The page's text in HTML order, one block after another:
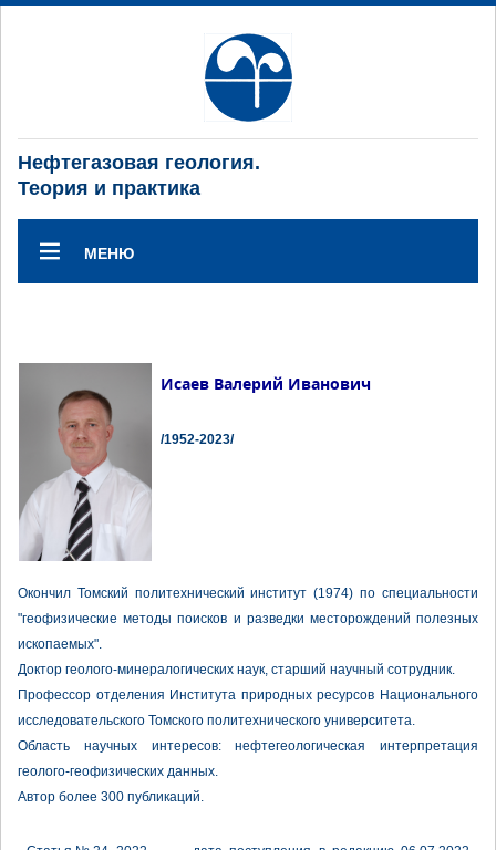
Нефтегазовая геология.
Теория и практика
МЕНЮ
Исаев Валерий Иванович
/1952-2023/
Окончил Томский политехнический институт (1974) по специальности
"геофизические методы поисков и разведки месторождений полезных
ископаемых".
Доктор геолого-минералогических наук, старший научный сотрудник.
Профессор отделения Института природных ресурсов Национального
исследовательского Томского политехнического университета.
Область научных интересов: нефтегеологическая интерпретация
геолого-геофизических данных.
Автор более 300 публикаций.